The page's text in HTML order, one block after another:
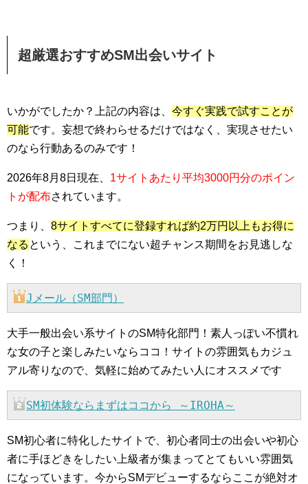
超厳選おすすめSM出会いサイト
いかがでしたか？上記の内容は、 今すぐ実践で試すことが
可能です。妄想で終わらせるだけではなく、実現させたい
のなら行動あるのみです！
2026年8月8日現在、 1サイトあたり平均3000円分のポイン
トが配布されています。
つまり、 8サイトすべてに登録すれば約2万円以上もお得に
なる という、これまでにない超チャンス期間をお見逃しな
く！
Jメール（SM部門）
大手一般出会い系サイトのSM特化部門！素人っぽい不慣れ
な女の子と楽しみたいならココ！サイトの雰囲気もカジュ
アル寄りなので、気軽に始めてみたい人にオススメです
SM初体験ならまずはココから ～IROHA～
SM初心者に特化したサイトで、初心者同士の出会いや初心
者に手ほどきをしたい上級者が集まってとてもいい雰囲気
になっています。今からSMデビューするならここが絶対オ